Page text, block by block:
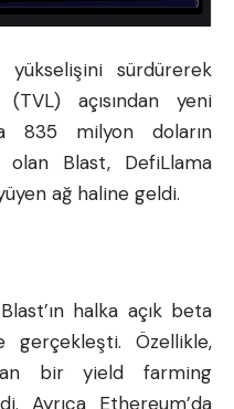
sürdürerek
açısından yeni
835 milyon doların
Blast, DefiLlama
ağ haline geldi.
halka açık beta
gerçekleşti. Özellikle,
bir yield farming
Ayrıca Ethereum’da